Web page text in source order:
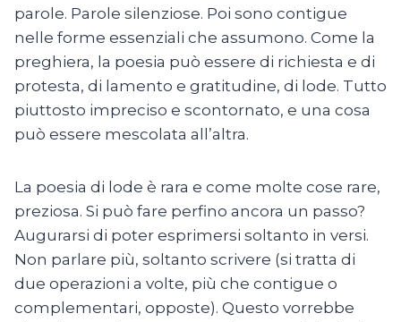
parole. Parole silenziose. Poi sono contigue
nelle forme essenziali che assumono. Come la
preghiera, la poesia può essere di richiesta e di
protesta, di lamento e gratitudine, di lode. Tutto
piuttosto impreciso e scontornato, e una cosa
può essere mescolata all’altra.
La poesia di lode è rara e come molte cose rare,
preziosa. Si può fare perfino ancora un passo?
Augurarsi di poter esprimersi soltanto in versi.
Non parlare più, soltanto scrivere (si tratta di
due operazioni a volte, più che contigue o
complementari, opposte). Questo vorrebbe